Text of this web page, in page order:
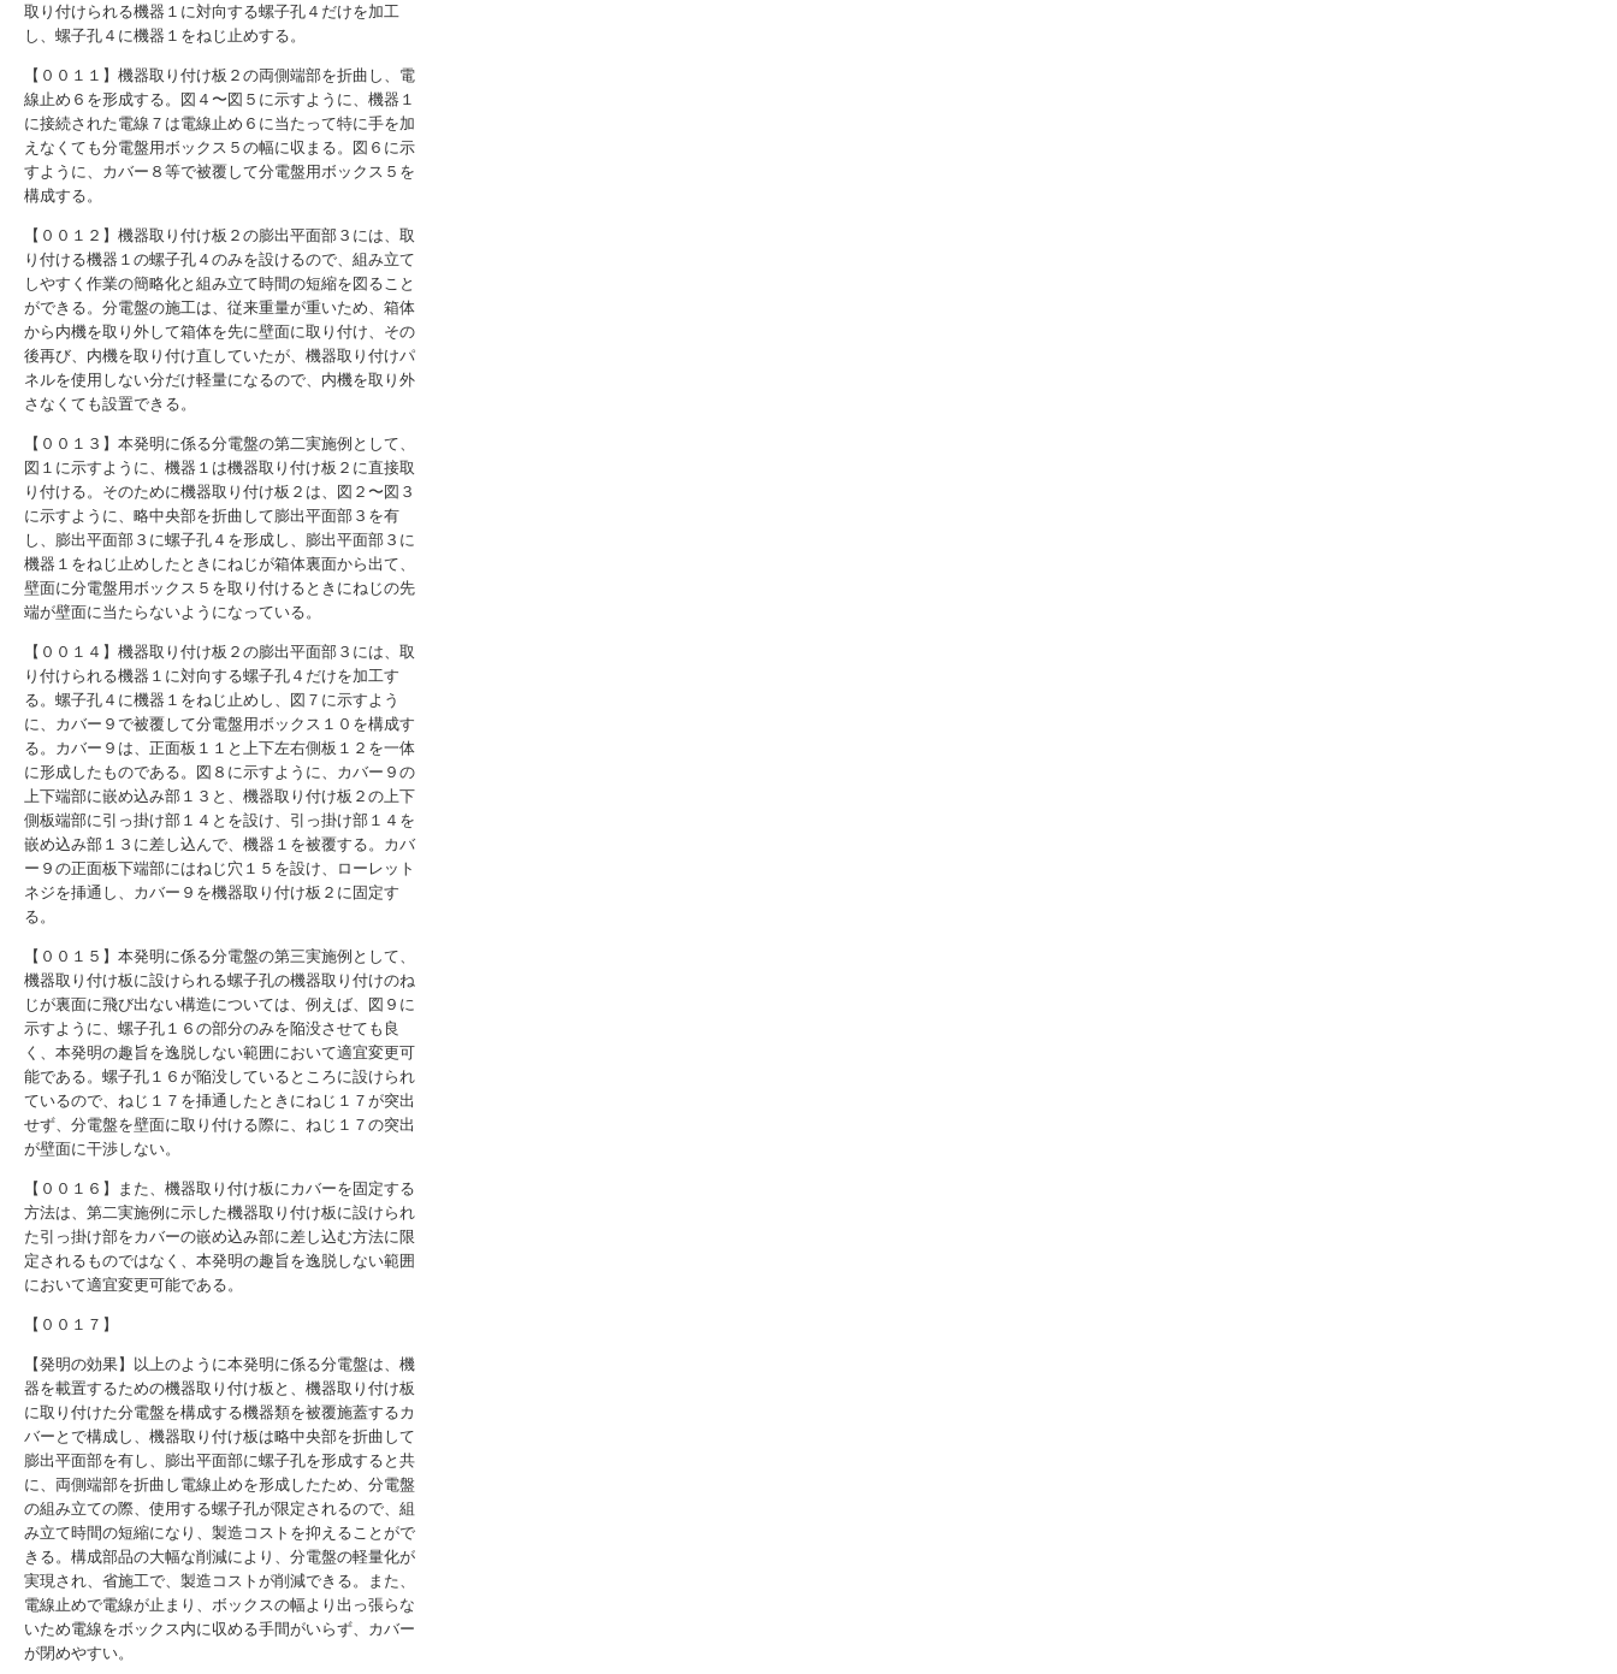
取り付けられる機器１に対向する螺子孔４だけを加工
し、螺子孔４に機器１をねじ止めする。
【００１１】機器取り付け板２の両側端部を折曲し、電
線止め６を形成する。図４〜図５に示すように、機器１
に接続された電線７は電線止め６に当たって特に手を加
えなくても分電盤用ボックス５の幅に収まる。図６に示
すように、カバー８等で被覆して分電盤用ボックス５を
構成する。
【００１２】機器取り付け板２の膨出平面部３には、取
り付ける機器１の螺子孔４のみを設けるので、組み立て
しやすく作業の簡略化と組み立て時間の短縮を図ること
ができる。分電盤の施工は、従来重量が重いため、箱体
から内機を取り外して箱体を先に壁面に取り付け、その
後再び、内機を取り付け直していたが、機器取り付けパ
ネルを使用しない分だけ軽量になるので、内機を取り外
さなくても設置できる。
【００１３】本発明に係る分電盤の第二実施例として、
図１に示すように、機器１は機器取り付け板２に直接取
り付ける。そのために機器取り付け板２は、図２〜図３
に示すように、略中央部を折曲して膨出平面部３を有
し、膨出平面部３に螺子孔４を形成し、膨出平面部３に
機器１をねじ止めしたときにねじが箱体裏面から出て、
壁面に分電盤用ボックス５を取り付けるときにねじの先
端が壁面に当たらないようになっている。
【００１４】機器取り付け板２の膨出平面部３には、取
り付けられる機器１に対向する螺子孔４だけを加工す
る。螺子孔４に機器１をねじ止めし、図７に示すよう
に、カバー９で被覆して分電盤用ボックス１０を構成す
る。カバー９は、正面板１１と上下左右側板１２を一体
に形成したものである。図８に示すように、カバー９の
上下端部に嵌め込み部１３と、機器取り付け板２の上下
側板端部に引っ掛け部１４とを設け、引っ掛け部１４を
嵌め込み部１３に差し込んで、機器１を被覆する。カバ
ー９の正面板下端部にはねじ穴１５を設け、ローレット
ネジを挿通し、カバー９を機器取り付け板２に固定す
る。
【００１５】本発明に係る分電盤の第三実施例として、
機器取り付け板に設けられる螺子孔の機器取り付けのね
じが裏面に飛び出ない構造については、例えば、図９に
示すように、螺子孔１６の部分のみを陥没させても良
く、本発明の趣旨を逸脱しない範囲において適宜変更可
能である。螺子孔１６が陥没しているところに設けられ
ているので、ねじ１７を挿通したときにねじ１７が突出
せず、分電盤を壁面に取り付ける際に、ねじ１７の突出
が壁面に干渉しない。
【００１６】また、機器取り付け板にカバーを固定する
方法は、第二実施例に示した機器取り付け板に設けられ
た引っ掛け部をカバーの嵌め込み部に差し込む方法に限
定されるものではなく、本発明の趣旨を逸脱しない範囲
において適宜変更可能である。
【００１７】
【発明の効果】以上のように本発明に係る分電盤は、機
器を載置するための機器取り付け板と、機器取り付け板
に取り付けた分電盤を構成する機器類を被覆施蓋するカ
バーとで構成し、機器取り付け板は略中央部を折曲して
膨出平面部を有し、膨出平面部に螺子孔を形成すると共
に、両側端部を折曲し電線止めを形成したため、分電盤
の組み立ての際、使用する螺子孔が限定されるので、組
み立て時間の短縮になり、製造コストを抑えることがで
きる。構成部品の大幅な削減により、分電盤の軽量化が
実現され、省施工で、製造コストが削減できる。また、
電線止めで電線が止まり、ボックスの幅より出っ張らな
いため電線をボックス内に収める手間がいらず、カバー
が閉めやすい。